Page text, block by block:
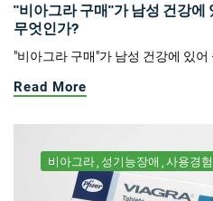
"비아그라 구매"가 남성 건강에
무엇인가?
"비아그라 구매"가 남성 건강에 있
Read More
비아그라 성기능장애 사용경험